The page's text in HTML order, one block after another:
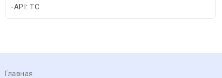
-API: TC
Главная